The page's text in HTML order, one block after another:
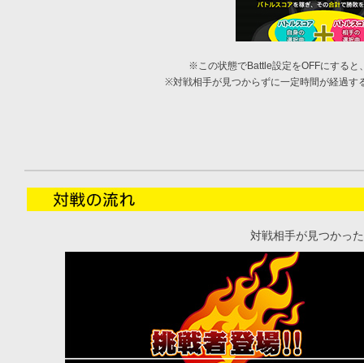
※この状態でBattle設定をOFFにすると
※対戦相手が見つからずに一定時間が経過す
対戦相手が見つかっ